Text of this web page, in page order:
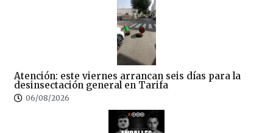
Atención: este viernes arrancan seis días para la
desinsectación general en Tarifa
06/08/2026